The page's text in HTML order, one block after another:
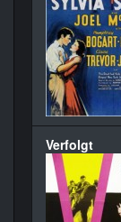
Verfolgt